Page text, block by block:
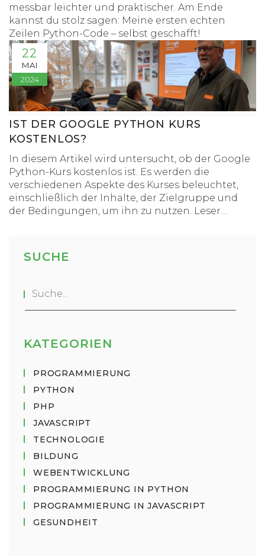
messbar leichter und praktischer. Am Ende
kannst du stolz sagen: Meine ersten echten
Zeilen Python-Code – selbst geschafft!
22
MAI
2024
IST DER GOOGLE PYTHON KURS
KOSTENLOS?
In diesem Artikel wird untersucht, ob der Google
Python-Kurs kostenlos ist. Es werden die
verschiedenen Aspekte des Kurses beleuchtet,
einschließlich der Inhalte, der Zielgruppe und
der Bedingungen, um ihn zu nutzen. Leser
Python mit Google.
SUCHE
KATEGORIEN
PROGRAMMIERUNG
PYTHON
PHP
JAVASCRIPT
TECHNOLOGIE
BILDUNG
WEBENTWICKLUNG
PROGRAMMIERUNG IN PYTHON
PROGRAMMIERUNG IN JAVASCRIPT
GESUNDHEIT